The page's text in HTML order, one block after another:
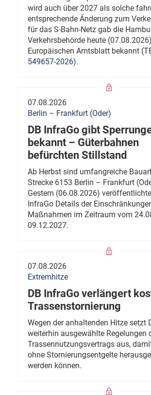
wird auch über 2027 als solche
entsprechende Änderung zum
für das S-Bahn-Netz gab die
Verkehrsbehörde heute
Europäischen Amtsblatt bekannt
549657-2026).
07.08.2026
Berlin – Frankfurt (Oder)
DB InfraGo gibt
bekannt – Güterbahnen
befürchten Stillstand
Ab Herbst sind umfangreiche
Strecke 6153 Berlin – Frankfurt
Gestern (06.08.2026)
InfraGo Details der
Maßnahmen im Zeitraum vom
09.12.2027.
07.08.2026
Extremhitze
DB InfraGo verlängert
Trassenstornierung
Wegen der anhaltenden Hitze setzt
weiterhin ausgewählte Regelungen
Trassennutzungsvertrags aus,
ohne Stornierungsentgelte
werden können.